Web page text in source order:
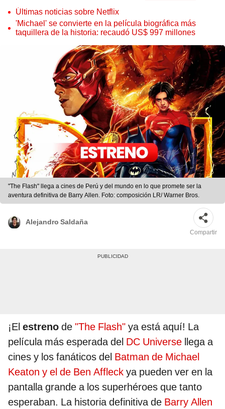
Últimas noticias sobre Netflix
'Michael' se convierte en la película biográfica más
taquillera de la historia: recaudó US$ 997 millones
"The Flash" llega a cines de Perú y del mundo en lo que promete ser la
aventura definitiva de Barry Allen. Foto: composición LR/ Warner Bros.
Alejandro Saldaña
Compartir
¡El estreno de "The Flash" ya está aquí! La
película más esperada del DC Universe llega a
cines y los fanáticos del Batman de Michael
Keaton y el de Ben Affleck ya pueden ver en la
pantalla grande a los superhéroes que tanto
esperaban. La historia definitiva de Barry Allen